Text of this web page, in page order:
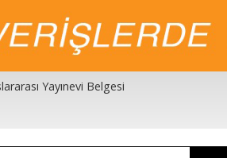
Yayınevi Belgesi